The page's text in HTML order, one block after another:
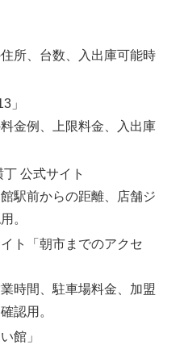
所、台数、入出庫可能時
」
金例、上限料金、入出庫
公式サイト
駅前からの距離、店舗ジ
。
ト「朝市までのアクセ
時間、駐車場料金、加盟
認用。
館」